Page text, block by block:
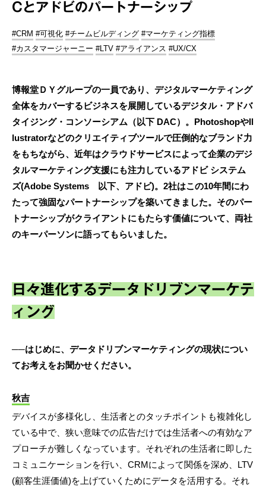
Cとアドビのパートナーシップ
#CRM #可視化 #チームビルディング #マーケティング指標
#カスタマージャーニー #LTV #アライアンス #UX/CX
博報堂ＤＹグループの一員であり、デジタルマーケティング
全体をカバーするビジネスを展開しているデジタル・アドバ
タイジング・コンソーシアム（以下 DAC）。PhotoshopやIl
lustratorなどのクリエイティブツールで圧倒的なブランド力
をもちながら、近年はクラウドサービスによって企業のデジ
タルマーケティング支援にも注力しているアドビ システム
ズ(Adobe Systems 以下、アドビ)。2社はこの10年間にわ
たって強固なパートナーシップを築いてきました。そのパー
トナーシップがクライアントにもたらす価値について、両社
のキーパーソンに語ってもらいました。
日々進化するデータドリブンマーケテ
ィング
──はじめに、データドリブンマーケティングの現状につい
てお考えをお聞かせください。
秋吉
デバイスが多様化し、生活者とのタッチポイントも複雑化し
ている中で、狭い意味での広告だけでは生活者への有効なア
プローチが難しくなっています。それぞれの生活者に即した
コミュニケーションを行い、CRMによって関係を深め、LTV
(顧客生涯価値)を上げていくためにデータを活用する。それ